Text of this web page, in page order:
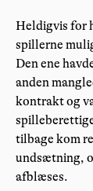
Heldigvis for
spillerne
Den ene
anden
kontrakt og
tilbage kom
undsætning,
afblæses.